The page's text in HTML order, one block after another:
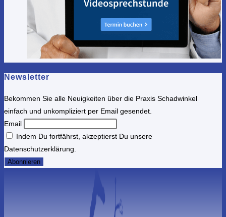
Newsletter
Bekommen Sie alle Neuigkeiten über die Praxis Schadwinkel
einfach und unkompliziert per Email gesendet.
Email
Indem Du fortfährst, akzeptierst Du unsere
Datenschutzerklärung.